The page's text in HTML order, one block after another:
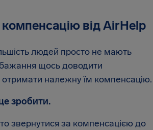
від AirHelp
людей просто не мають
щось доводити
отримати належну їм компенсацію.
зробити.
звернутися за компенсацією до